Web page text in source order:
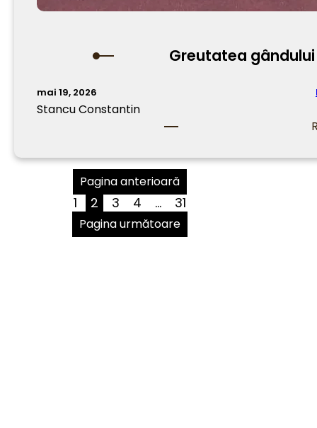
Greutatea
mai 19, 2026
Stancu Constantin
Pagina anterioară
1 2 3 4 … 31
Pagina următoare